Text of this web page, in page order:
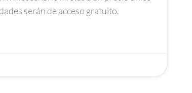
serán de acceso gratuito.